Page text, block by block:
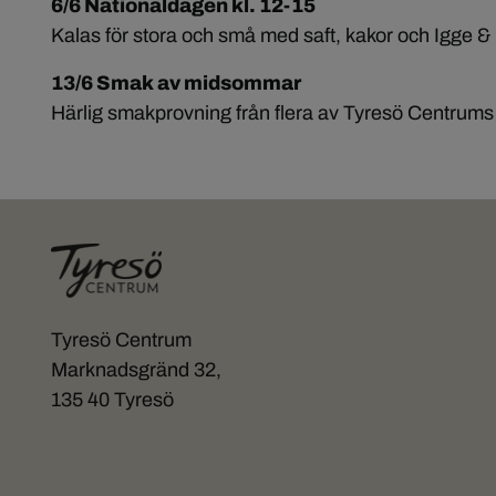
6/6 Nationaldagen kl. 12-15
Kalas för stora och små med saft, kakor och Igge
13/6 Smak av midsommar
Härlig smakprovning från flera av Tyresö
Tyresö Centrum
Marknadsgränd 32,
135 40 Tyresö